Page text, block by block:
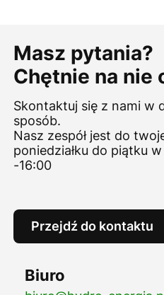
Masz pytania?
Chętnie na nie
Skontaktuj się z nami w
sposób.
Nasz zespół jest do
poniedziałku do piątku
-16:00
Przejdź do kontaktu
Biuro